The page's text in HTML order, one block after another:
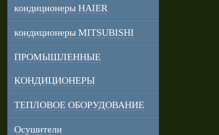
кондиционеры HAIER
кондиционеры MITSUBISHI
ПРОМЫШЛЕННЫЕ
КОНДИЦИОНЕРЫ
ТЕПЛОВОЕ ОБОРУДОВАНИЕ
Осушители